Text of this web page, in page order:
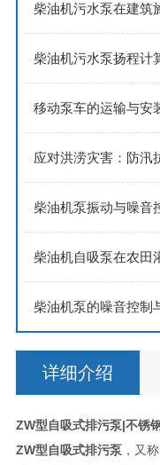
柴油机污水泵在建筑
柴油机污水泵扬程计
移动泵车的运输与安
应对洪涝灾害：防汛
柴油机泵振动与噪音
柴油机自吸泵在农田
柴油机泵的噪音控制
详细介绍
ZW型自吸式排污泵|不锈
ZW型自吸式排污泵，又